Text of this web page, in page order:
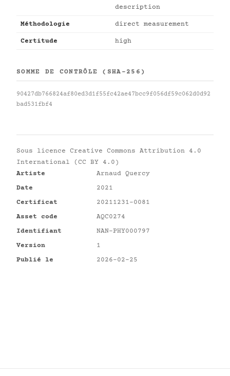
description
Méthodologie direct measurement
Certitude high
SOMME DE CONTRÔLE (SHA-256)
90427db766824af80ed3d1f55fc42ae47bcc9f056df59c062d0d92
bad531fbf4
Sous licence Creative Commons Attribution 4.0
International (CC BY 4.0)
Artiste
Arnaud Quercy
Date
2021
Certificat
20211231-0081
Asset code
AQC0274
Identifiant
NAN-PHY000797
Version
1
Publié le
2026-02-25